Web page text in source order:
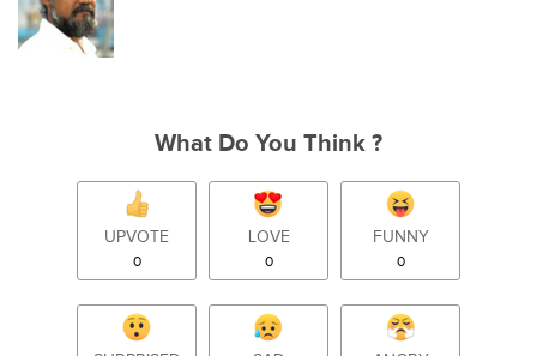
What Do You Think ?
UPVOTE
0
LOVE
0
FUNNY
0